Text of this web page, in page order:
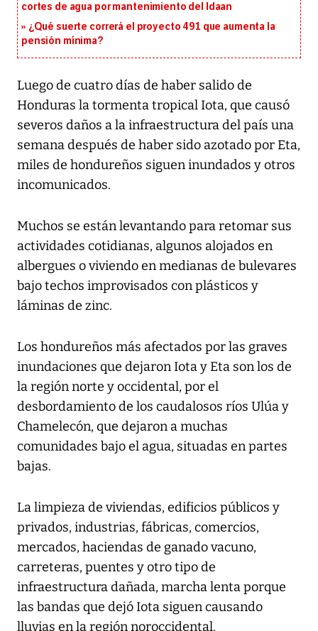
cortes de agua por mantenimiento del Idaan
¿Qué suerte correrá el proyecto 491 que aumenta la
pensión mínima?
Luego de cuatro días de haber salido de
Honduras la tormenta tropical Iota, que causó
severos daños a la infraestructura del país una
semana después de haber sido azotado por Eta,
miles de hondureños siguen inundados y otros
incomunicados.
Muchos se están levantando para retomar sus
actividades cotidianas, algunos alojados en
albergues o viviendo en medianas de bulevares
bajo techos improvisados con plásticos y
láminas de zinc.
Los hondureños más afectados por las graves
inundaciones que dejaron Iota y Eta son los de
la región norte y occidental, por el
desbordamiento de los caudalosos ríos Ulúa y
Chamelecón, que dejaron a muchas
comunidades bajo el agua, situadas en partes
bajas.
La limpieza de viviendas, edificios públicos y
privados, industrias, fábricas, comercios,
mercados, haciendas de ganado vacuno,
carreteras, puentes y otro tipo de
infraestructura dañada, marcha lenta porque
las bandas que dejó Iota siguen causando
lluvias en la región noroccidental.